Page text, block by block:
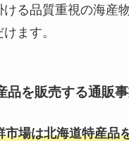
ける品質重視の海産
ます。
品を販売する通販
市場は北海道特産品